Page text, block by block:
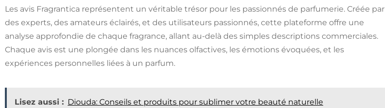
Les avis Fragrantica représentent un véritable trésor pour les passionnés de parfumerie. Créée par
des experts, des amateurs éclairés, et des utilisateurs passionnés, cette plateforme offre une
analyse approfondie de chaque fragrance, allant au-delà des simples descriptions commerciales.
Chaque avis est une plongée dans les nuances olfactives, les émotions évoquées, et les
expériences personnelles liées à un parfum.
Lisez aussi : Diouda: Conseils et produits pour sublimer votre beauté naturelle